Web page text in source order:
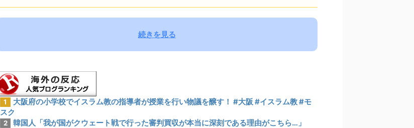
続きを見る
1
大阪府の小学校でイスラム教の指導者が授業を行い物議を醸す！ #大阪 #イスラム教 #モ
スク
2
韓国人「我が国がクウェート戦で行った審判買収が本当に深刻である理由がこちら…」